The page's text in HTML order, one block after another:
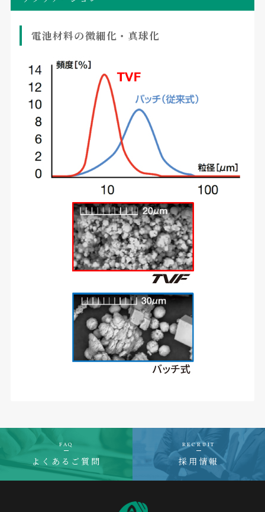
電池材料の微細化・真球化
FAQ
よくあるご質問
RECRUIT
採用情報